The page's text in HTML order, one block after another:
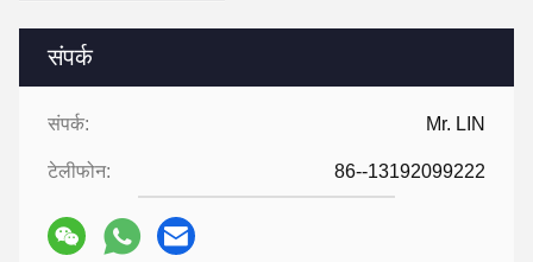
संपर्क
संपर्क: Mr. LIN
टेलीफोन: 86--13192099222